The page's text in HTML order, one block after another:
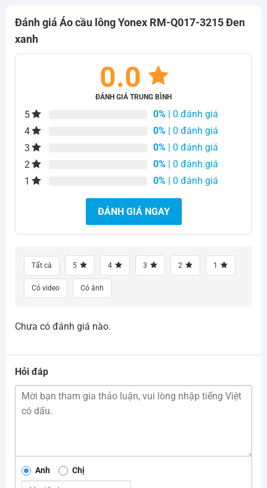
Đánh giá Áo cầu lông Yonex RM-Q017-3215 Đen
xanh
0.0
ĐÁNH GIÁ TRUNG BÌNH
5 0% | 0 đánh giá
4
0% | 0 đánh giá
3
0% | 0 đánh giá
2
0% | 0 đánh giá
1
0% | 0 đánh giá
ĐÁNH GIÁ NGAY
Tất cả 5 4 3 2 1
Có video Có ảnh
Chưa có đánh giá nào.
Hỏi đáp
Anh Chị